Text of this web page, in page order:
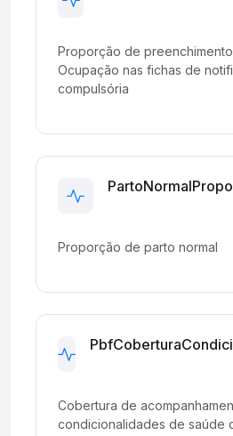
Proporção de
Ocupação nas fichas de
compulsória
Proporção de parto normal
Cobertura de
condicionalidades de saúde